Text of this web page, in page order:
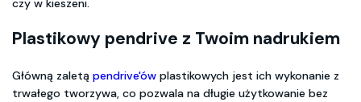
czy w kieszeni.
Plastikowy pendrive z Twoim nadrukiem
Główną zaletą pendrive'ów plastikowych jest ich wykonanie z
trwałego tworzywa, co pozwala na długie użytkowanie bez